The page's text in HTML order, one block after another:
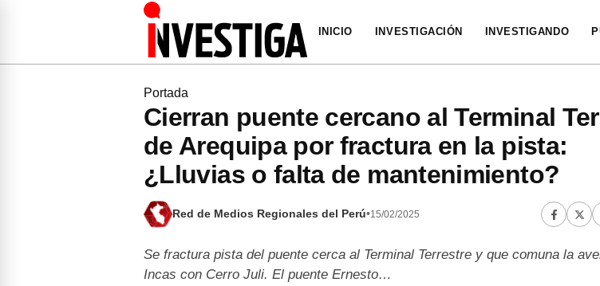
INICIO INVESTIGACIÓN INVESTIGANDO
Portada
Cierran puente cercano al Terminal
de Arequipa por fractura en la pista:
¿Lluvias o falta de mantenimiento?
Red de Medios Regionales del Perú•15/02/2025
Se fractura pista del puente cerca al Terminal Terrestre y que comuna la
Incas con Cerro Juli. El puente Ernesto…